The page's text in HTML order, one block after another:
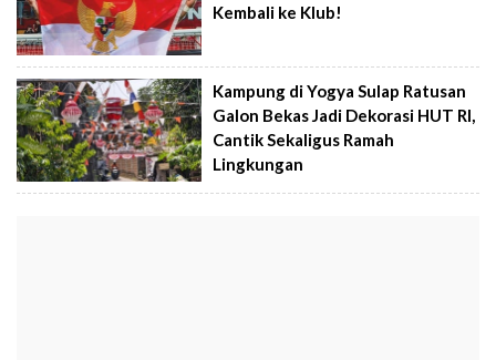
Kembali ke Klub!
Kampung di Yogya Sulap Ratusan
Galon Bekas Jadi Dekorasi HUT RI,
Cantik Sekaligus Ramah
Lingkungan